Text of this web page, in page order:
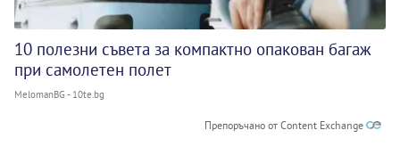
10 полезни съвета за компактно опакован багаж
при самолетен полет
MelomanBG - 10te.bg
Препоръчано от Content Exchange